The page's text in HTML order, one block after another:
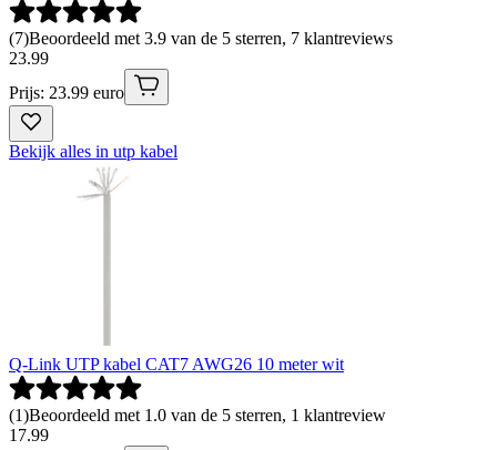
(7)Beoordeeld met 3.9 van de 5 sterren, 7 klantreviews
23.99
Prijs: 23.99 euro
Bekijk alles in utp kabel
Q-Link UTP kabel CAT7 AWG26 10 meter wit
(1)Beoordeeld met 1.0 van de 5 sterren, 1 klantreview
17.99